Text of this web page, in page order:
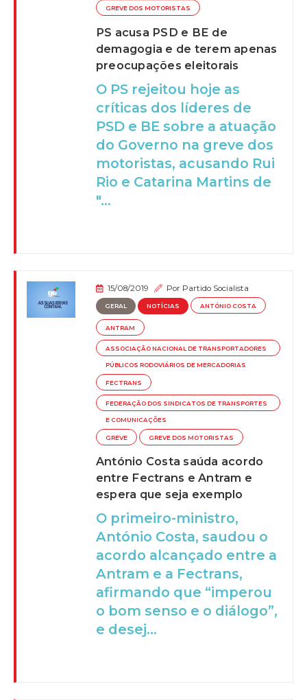
GREVE DOS MOTORISTAS
PS acusa PSD e BE de
demagogia e de terem apenas
preocupações eleitorais
O PS rejeitou hoje as
críticas dos líderes de
PSD e BE sobre a atuação
do Governo na greve dos
motoristas, acusando Rui
Rio e Catarina Martins de
"...
15/08/2019 Por Partido Socialista
GERAL NOTÍCIAS ANTÓNIO COSTA
ANTRAM
ASSOCIAÇÃO NACIONAL DE TRANSPORTADORES
PÚBLICOS RODOVIÁRIOS DE MERCADORIAS
FECTRANS
FEDERAÇÃO DOS SINDICATOS DE TRANSPORTES
E COMUNICAÇÕES
GREVE GREVE DOS MOTORISTAS
António Costa saúda acordo
entre Fectrans e Antram e
espera que seja exemplo
O primeiro-ministro,
António Costa, saudou o
acordo alcançado entre a
Antram e a Fectrans,
afirmando que “imperou
o bom senso e o diálogo”,
e desej...